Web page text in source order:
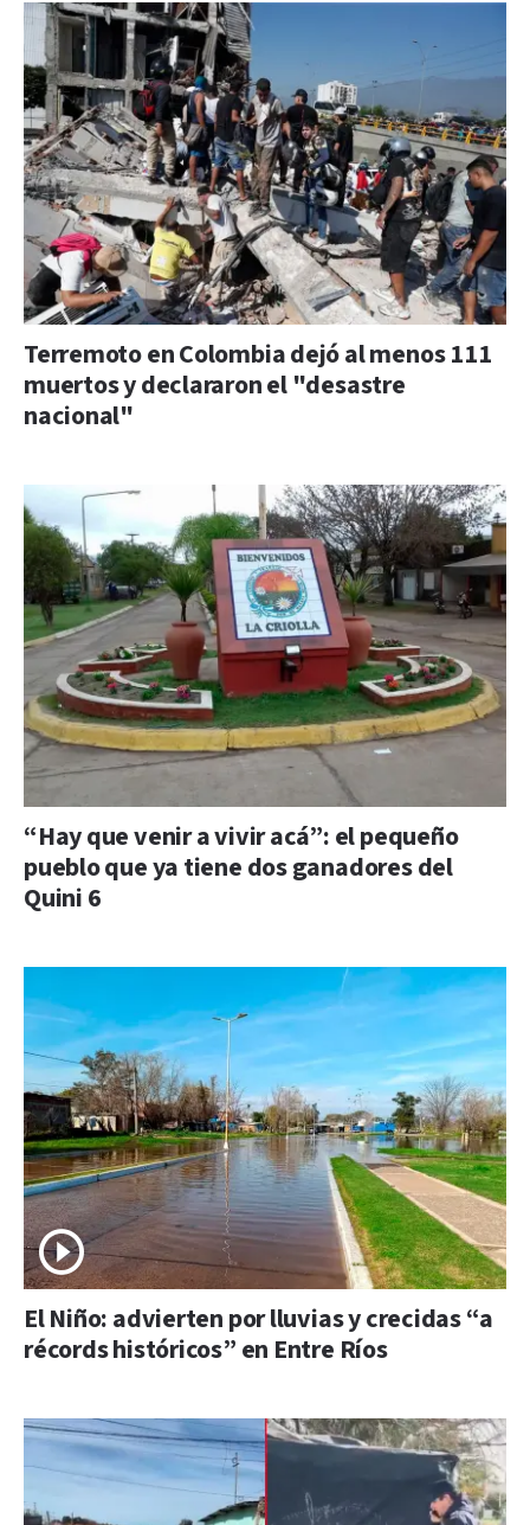
Terremoto en Colombia dejó al menos 111
muertos y declararon el "desastre
nacional"
“Hay que venir a vivir acá”: el pequeño
pueblo que ya tiene dos ganadores del
Quini 6
El Niño: advierten por lluvias y crecidas “a
récords históricos” en Entre Ríos